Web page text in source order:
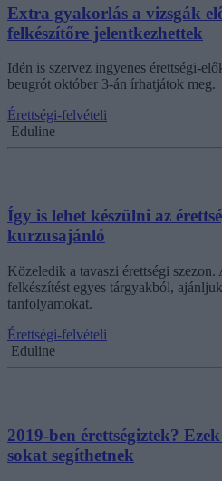
Extra gyakorlás a vizsgák
felkészítőre jelentkezhettek
Idén is szervez ingyenes érettségi-
beugrót október 3-án írhatjátok meg.
Érettségi-felvételi
Eduline
Így is lehet készülni az
kurzusajánló
Közeledik a tavaszi érettségi
felkészítést egyes tárgyakból,
tanfolyamokat.
Érettségi-felvételi
Eduline
2019-ben érettségiztek?
sokat segíthetnek